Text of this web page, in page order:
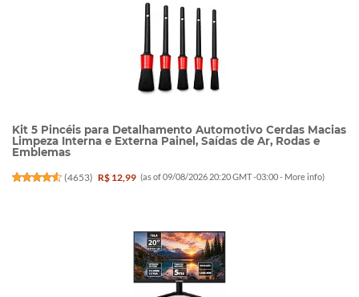
Kit 5 Pincéis para Detalhamento Automotivo Cerdas Macias
Limpeza Interna e Externa Painel, Saídas de Ar, Rodas e
Emblemas
(4653) R$ 12,99 (as of 09/08/2026 20:20 GMT -03:00 - More info)